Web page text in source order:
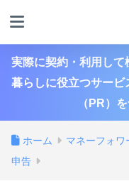
実際に契約・利用して
暮らしに役立つサー
（PR）
ホーム マネーフォワ
申告